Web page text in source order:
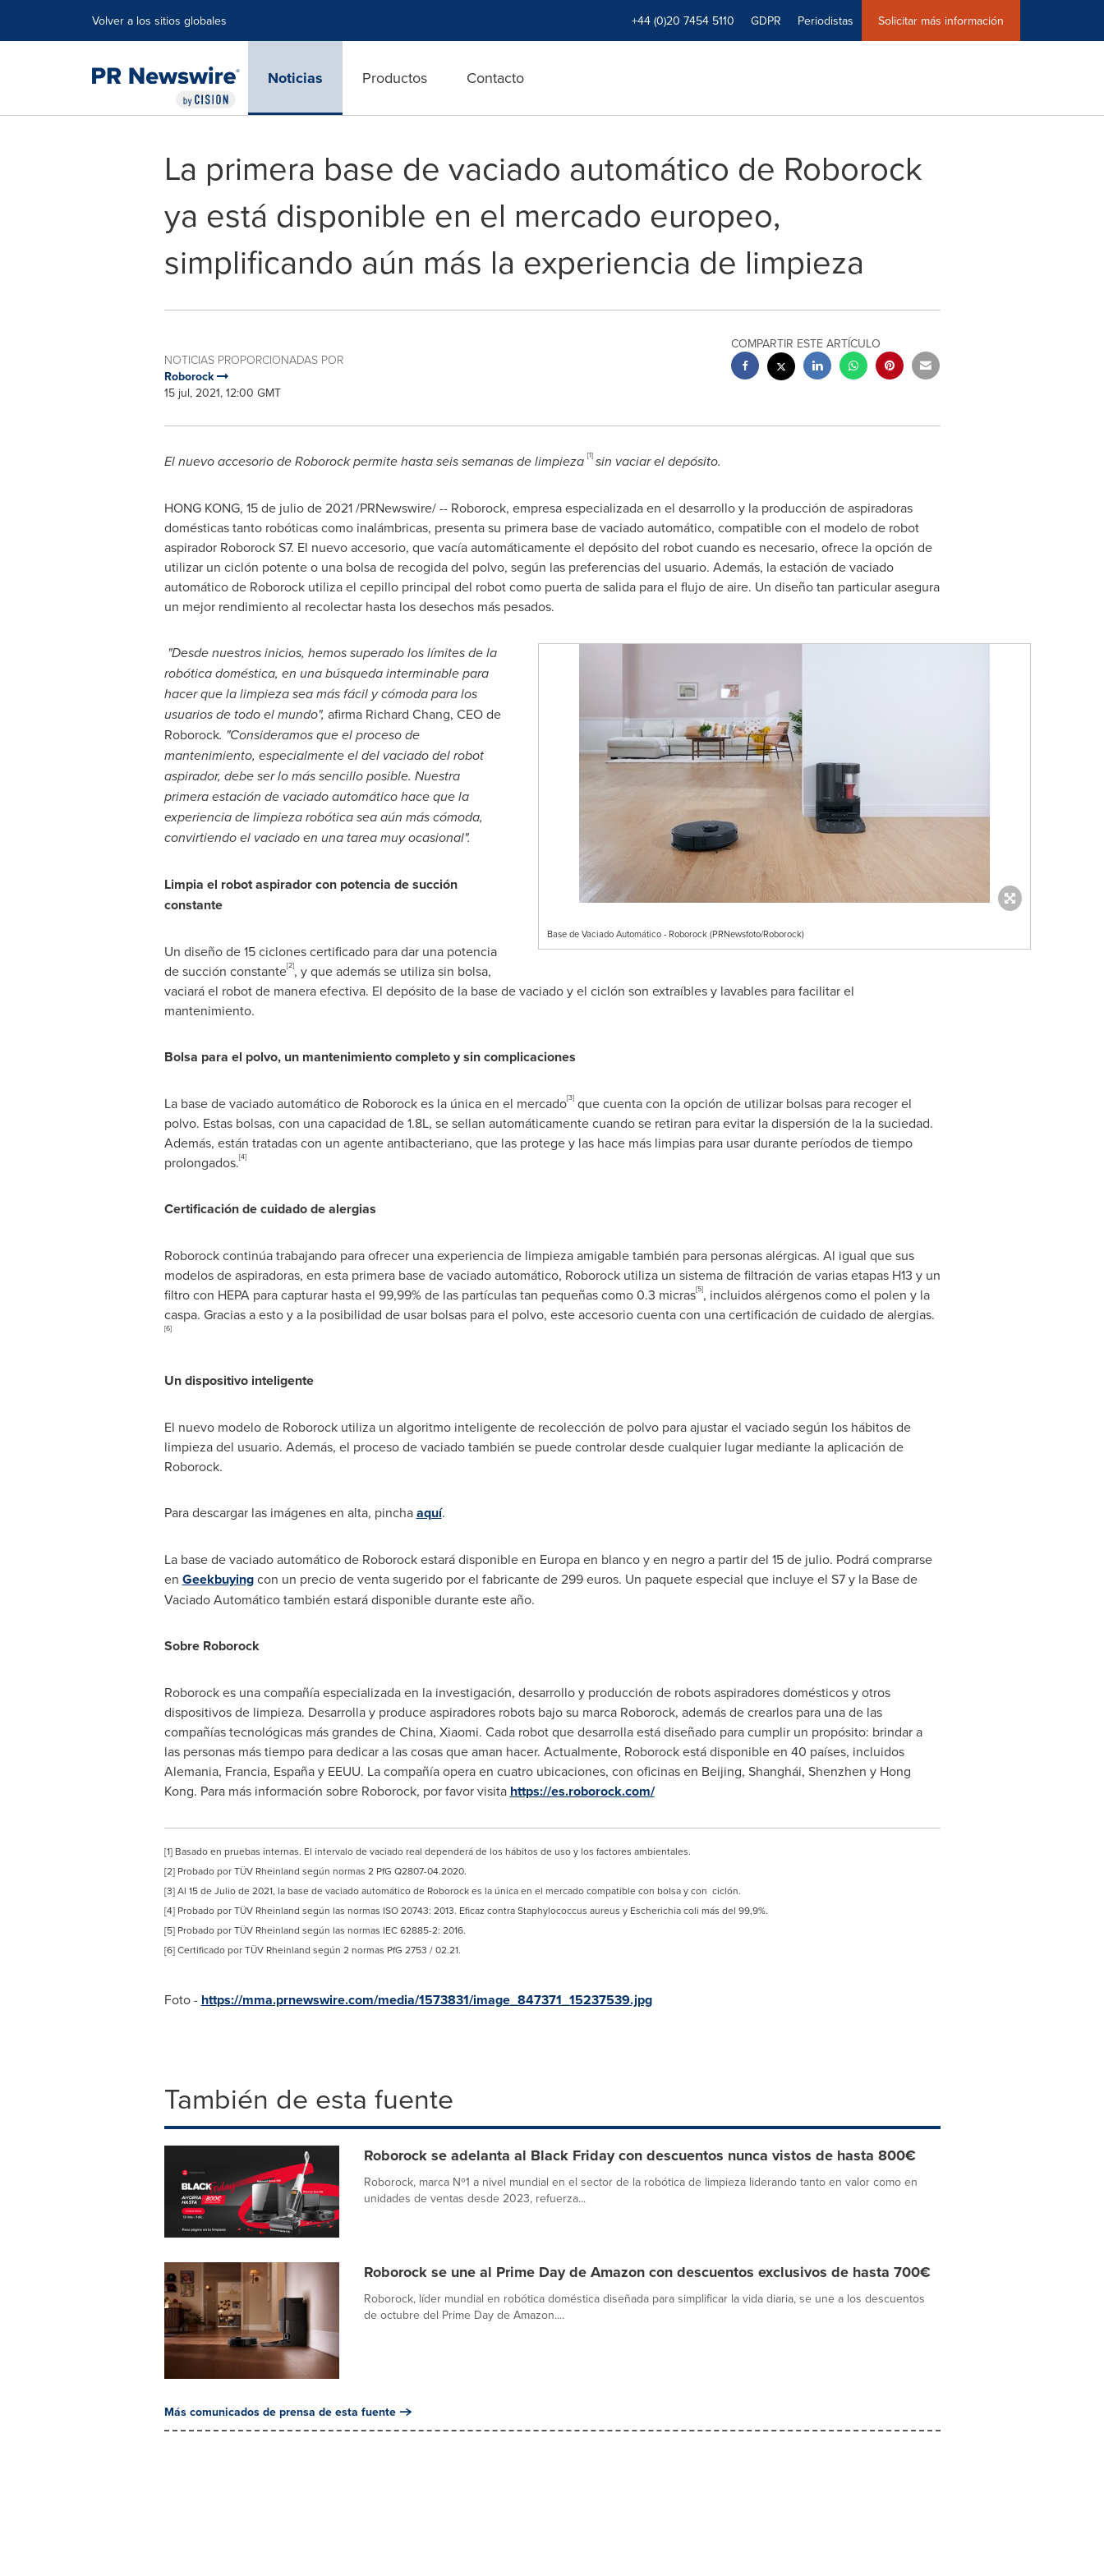
Volver a los sitios globales +44 (0)20 7454 5110 GDPR Periodistas Solicitar más información
Noticias Productos Contacto
La primera base de vaciado automático de Roborock
ya está disponible en el mercado europeo,
simplificando aún más la experiencia de limpieza
NOTICIAS PROPORCIONADAS POR
Roborock
15 jul, 2021, 12:00 GMT
COMPARTIR ESTE ARTÍCULO
El nuevo accesorio de Roborock permite hasta seis semanas de limpieza [1] sin vaciar el depósito.
HONG KONG, 15 de julio de 2021 /PRNewswire/ -- Roborock, empresa especializada en el desarrollo y la producción de aspiradoras
domésticas tanto robóticas como inalámbricas, presenta su primera base de vaciado automático, compatible con el modelo de robot
aspirador Roborock S7. El nuevo accesorio, que vacía automáticamente el depósito del robot cuando es necesario, ofrece la opción de
utilizar un ciclón potente o una bolsa de recogida del polvo, según las preferencias del usuario. Además, la estación de vaciado
automático de Roborock utiliza el cepillo principal del robot como puerta de salida para el flujo de aire. Un diseño tan particular asegura
un mejor rendimiento al recolectar hasta los desechos más pesados.
Base de Vaciado Automático - Roborock (PRNewsfoto/Roborock)
"Desde nuestros inicios, hemos superado los límites de la
robótica doméstica, en una búsqueda interminable para
hacer que la limpieza sea más fácil y cómoda para los
usuarios de todo el mundo", afirma Richard Chang, CEO de
Roborock. "Consideramos que el proceso de
mantenimiento, especialmente el del vaciado del robot
aspirador, debe ser lo más sencillo posible. Nuestra
primera estación de vaciado automático hace que la
experiencia de limpieza robótica sea aún más cómoda,
convirtiendo el vaciado en una tarea muy ocasional".
Limpia el robot aspirador con potencia de succión
constante
Un diseño de 15 ciclones certificado para dar una potencia
de succión constante[2], y que además se utiliza sin bolsa,
vaciará el robot de manera efectiva. El depósito de la base de vaciado y el ciclón son extraíbles y lavables para facilitar el
mantenimiento.
Bolsa para el polvo, un mantenimiento completo y sin complicaciones
La base de vaciado automático de Roborock es la única en el mercado[3]que cuenta con la opción de utilizar bolsas para recoger el
polvo. Estas bolsas, con una capacidad de 1.8L, se sellan automáticamente cuando se retiran para evitar la dispersión de la la suciedad.
Además, están tratadas con un agente antibacteriano, que las protege y las hace más limpias para usar durante períodos de tiempo
prolongados.[4]
Certificación de cuidado de alergias
Roborock continúa trabajando para ofrecer una experiencia de limpieza amigable también para personas alérgicas. Al igual que sus
modelos de aspiradoras, en esta primera base de vaciado automático, Roborock utiliza un sistema de filtración de varias etapas H13 y un
filtro con HEPA para capturar hasta el 99,99% de las partículas tan pequeñas como 0.3 micras[5], incluidos alérgenos como el polen y la
caspa. Gracias a esto y a la posibilidad de usar bolsas para el polvo, este accesorio cuenta con una certificación de cuidado de alergias.
[6]
Un dispositivo inteligente
El nuevo modelo de Roborock utiliza un algoritmo inteligente de recolección de polvo para ajustar el vaciado según los hábitos de
limpieza del usuario. Además, el proceso de vaciado también se puede controlar desde cualquier lugar mediante la aplicación de
Roborock.
Para descargar las imágenes en alta, pinchaaquí.
La base de vaciado automático de Roborock estará disponible en Europa en blanco y en negro a partir del 15 de julio. Podrá comprarse
en Geekbuyingcon un precio de venta sugerido por el fabricante de299 euros. Un paquete especial que incluye el S7 y la Base de
Vaciado Automático también estará disponible durante este año.
Sobre Roborock
Roborock es una compañía especializada en la investigación, desarrollo y producción de robots aspiradores domésticos y otros
dispositivos de limpieza. Desarrolla y produce aspiradores robots bajo su marca Roborock, además de crearlos para una de las
compañías tecnológicas más grandes deChina, Xiaomi. Cada robot que desarrolla está diseñado para cumplir un propósito: brindar a
las personas más tiempo para dedicar a las cosas que aman hacer. Actualmente, Roborock está disponible en 40 países, incluidos
Alemania, Francia, España y EEUU. La compañía opera en cuatro ubicaciones, con oficinas en Beijing, Shanghái, Shenzhen y Hong
Kong. Para más información sobre Roborock, por favor visita https://es.roborock.com/
[1] Basado en pruebas internas. El intervalo de vaciado real dependerá de los hábitos de uso y los factores ambientales.
[2] Probado por TÜV Rheinland según normas 2 PfG Q2807-04.2020.
[3] Al 15 deJulio de2021, la base de vaciado automático de Roborock es la única en el mercado compatible con bolsa y con ciclón.
[4] Probado por TÜV Rheinland según las normas ISO 20743: 2013. Eficaz contra Staphylococcus aureus y Escherichia coli más del 99,9%.
[5] Probado por TÜV Rheinland según las normas IEC 62885-2: 2016.
[6] Certificado por TÜV Rheinland según 2 normas PfG 2753 / 02.21.
Foto - https://mma.prnewswire.com/media/1573831/image_847371_15237539.jpg
También de esta fuente
Roborock se adelanta al Black Friday con descuentos nunca vistos de hasta 800€
Roborock, marca Nº1 a nivel mundial en el sector de la robótica de limpieza liderando tanto en valor como en
unidades de ventas desde 2023, refuerza...
Roborock se une al Prime Day de Amazon con descuentos exclusivos de hasta 700€
Roborock, líder mundial en robótica doméstica diseñada para simplificar la vida diaria, se une a los descuentos
de octubre del Prime Day de Amazon....
Más comunicados de prensa de esta fuente